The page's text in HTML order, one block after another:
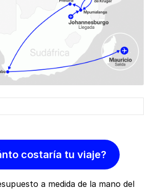
costaría tu viaje?
a medida de la mano del